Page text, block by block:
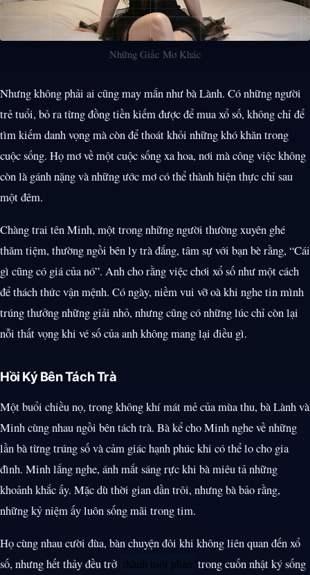
Những Giấc Mơ Khác
Nhưng không phải ai cũng may mắn như bà Lành. Có những người
trẻ tuổi, bỏ ra từng đồng tiền kiếm được để mua xổ số, không chỉ để
tìm kiếm danh vọng mà còn để thoát khỏi những khó khăn trong
cuộc sống. Họ mơ về một cuộc sống xa hoa, nơi mà công việc không
còn là gánh nặng và những ước mơ có thể thành hiện thực chỉ sau
một đêm.
Chàng trai tên Minh, một trong những người thường xuyên ghé
thăm tiệm, thường ngồi bên ly trà đắng, tâm sự với bạn bè rằng, “Cái
gì cũng có giá của nó”. Anh cho rằng việc chơi xổ số như một cách
để thách thức vận mệnh. Có ngày, niềm vui vỡ oà khi nghe tin mình
trúng thưởng những giải nhỏ, nhưng cũng có những lúc chỉ còn lại
nỗi thất vọng khi vé số của anh không mang lại điều gì.
Hồi Ký Bên Tách Trà
Một buổi chiều nọ, trong không khí mát mẻ của mùa thu, bà Lành và
Minh cùng nhau ngồi bên tách trà. Bà kể cho Minh nghe về những
lần bà từng trúng số và cảm giác hạnh phúc khi có thể lo cho gia
đình. Minh lắng nghe, ánh mắt sáng rực khi bà miêu tả những
khoảnh khắc ấy. Mặc dù thời gian dần trôi, nhưng bà bảo rằng,
những kỷ niệm ấy luôn sống mãi trong tim.
Họ cùng nhau cười đùa, bàn chuyện đôi khi không liên quan đến xổ
số, nhưng hết thảy đều trở thành một phần trong cuốn nhật ký sống